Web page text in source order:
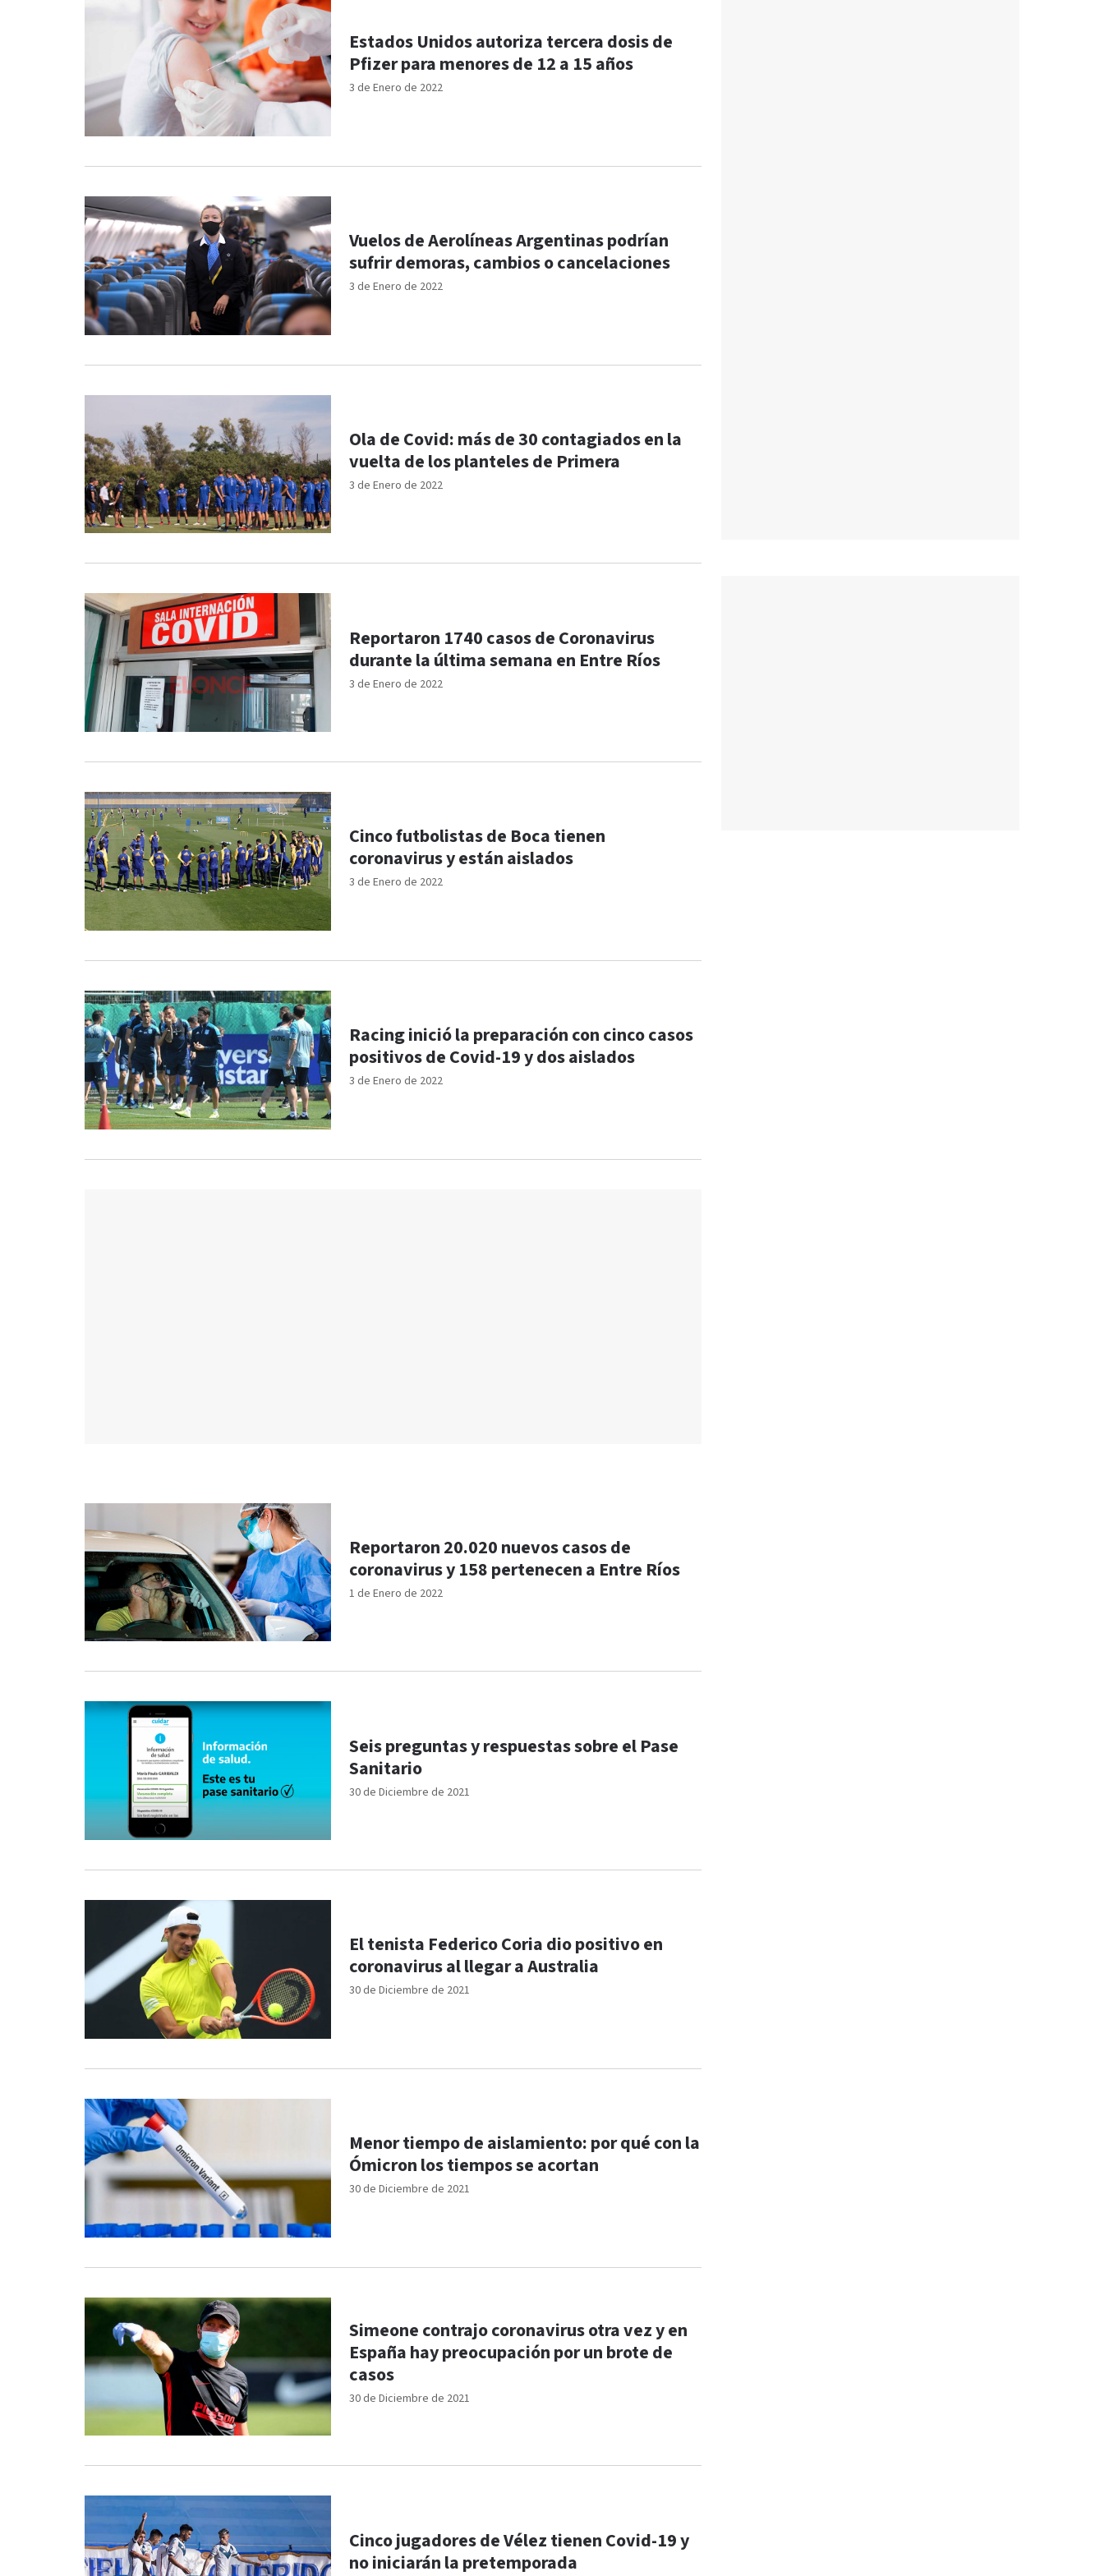
3 de Enero de 2022
Estados Unidos autoriza tercera dosis de
Pfizer para menores de 12 a 15 años
3 de Enero de 2022
Vuelos de Aerolíneas Argentinas podrían
sufrir demoras, cambios o cancelaciones
3 de Enero de 2022
Ola de Covid: más de 30 contagiados en la
vuelta de los planteles de Primera
3 de Enero de 2022
Reportaron 1740 casos de Coronavirus
durante la última semana en Entre Ríos
3 de Enero de 2022
Cinco futbolistas de Boca tienen
coronavirus y están aislados
3 de Enero de 2022
Racing inició la preparación con cinco casos
positivos de Covid-19 y dos aislados
1 de Enero de 2022
Reportaron 20.020 nuevos casos de
coronavirus y 158 pertenecen a Entre Ríos
30 de Diciembre de 2021
Seis preguntas y respuestas sobre el Pase
Sanitario
30 de Diciembre de 2021
El tenista Federico Coria dio positivo en
coronavirus al llegar a Australia
30 de Diciembre de 2021
Menor tiempo de aislamiento: por qué con la
Ómicron los tiempos se acortan
30 de Diciembre de 2021
Simeone contrajo coronavirus otra vez y en
España hay preocupación por un brote de
casos
Cinco jugadores de Vélez tienen Covid-19 y
no iniciarán la pretemporada